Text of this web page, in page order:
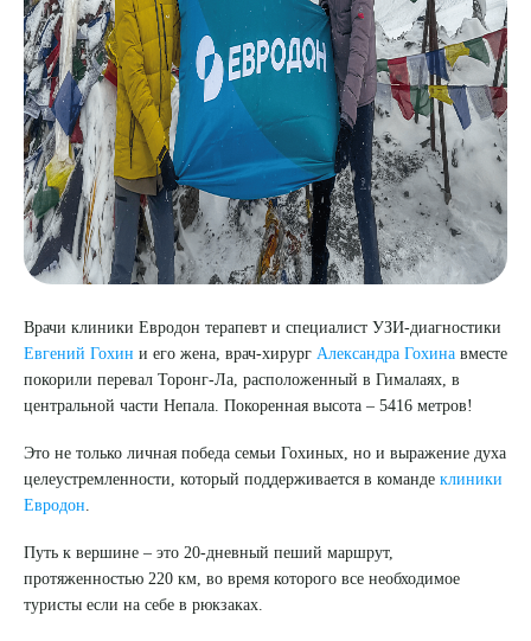
8 (863) 309-05-06
ЗАКАЗАТЬ ЗВОНОК
ЗАПИСЬ ОНЛАЙН
Врачи клиники Евродон терапевт и специалист УЗИ-диагностики
Евгений Гохин и его жена, врач-хирург Александра Гохина вместе
покорили перевал Торонг-Ла, расположенный в Гималаях, в
центральной части Непала. Покоренная высота – 5416 метров!
Это не только личная победа семьи Гохиных, но и выражение духа
целеустремленности, который поддерживается в команде клиники
Евродон
Путь к вершине – это 20-дневный пеший маршрут,
протяженностью 220 км, во время которого все необходимое
туристы если на себе в рюкзаках.